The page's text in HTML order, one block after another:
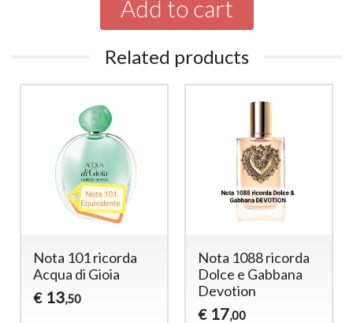
Add to cart
Related products
ricorda
Gioia
Nota 1088 ricorda
Dolce e Gabbana
Nota 120
Angel